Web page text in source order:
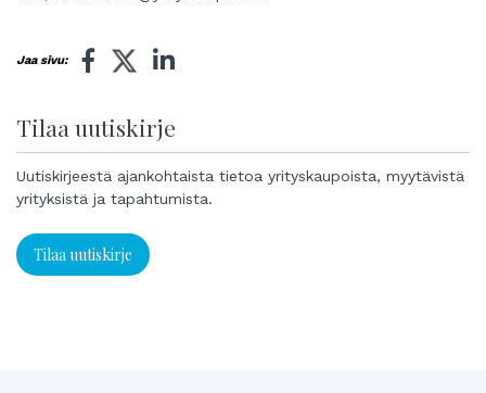
Jaa sivu:
Tilaa uutiskirje
Uutiskirjeestä ajankohtaista tietoa yrityskaupoista, myytävistä
yrityksistä ja tapahtumista.
Tilaa uutiskirje